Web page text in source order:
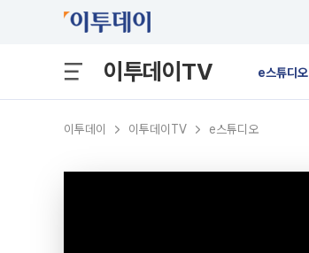
이투데이TV e스튜디오
이투데이 이투데이TV e스튜디오